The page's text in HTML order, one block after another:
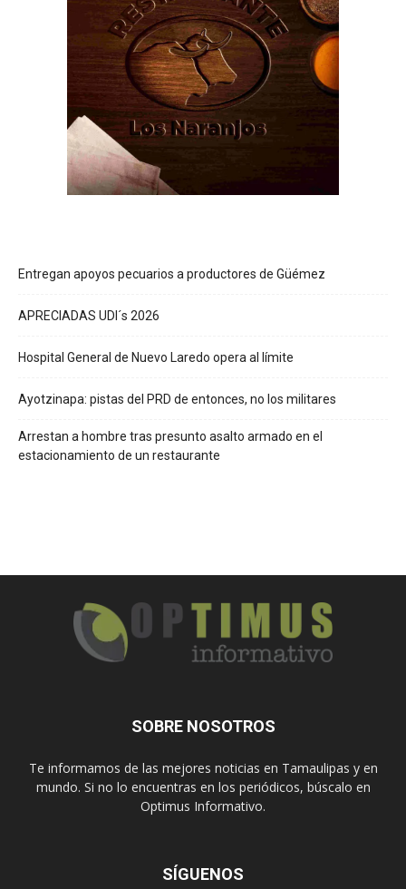
Entregan apoyos pecuarios a productores de Güémez
APRECIADAS UDI´s 2026
Hospital General de Nuevo Laredo opera al límite
Ayotzinapa: pistas del PRD de entonces, no los militares
Arrestan a hombre tras presunto asalto armado en el
estacionamiento de un restaurante
SOBRE NOSOTROS
Te informamos de las mejores noticias en Tamaulipas y en
mundo. Si no lo encuentras en los periódicos, búscalo en
Optimus Informativo.
SÍGUENOS